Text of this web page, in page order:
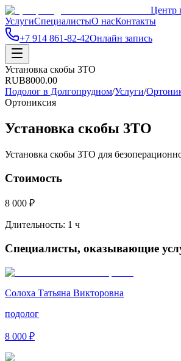
Центр
УслугиСпециалистыО насКонтакты
+7 914 861-82-42Онлайн запись
Установка скобы 3ТО
RUB8000.00
Подолог в Долгопрудном/Услуги/
Ортониксия
Установка скобы 3ТО
Установка скобы 3ТО для
Стоимость
8 000 ₽
Длительность: 1 ч
Специалисты, оказывающие
Солоха Татьяна Викторовна
подолог
8 000 ₽